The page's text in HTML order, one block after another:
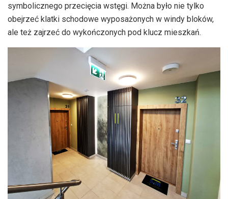
symbolicznego przecięcia wstęgi. Można było nie tylko
obejrzeć klatki schodowe wyposażonych w windy bloków,
ale też zajrzeć do wykończonych pod klucz mieszkań.